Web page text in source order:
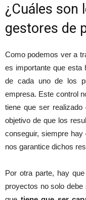
¿Cuáles son
gestores de
Como podemos ver a
es importante que esta
de cada uno de los
empresa. Este control
tiene que ser
objetivo de que los
conseguir, siempre
nos garantice dichos
Por otra parte, hay
proyectos no solo